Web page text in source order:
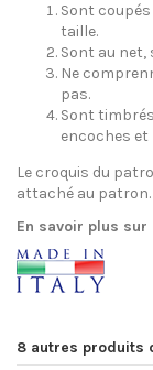
Sont coupés
taille.
Sont au net,
Ne
pas.
Sont
encoches
Le croquis du
attaché au patron.
En savoir plus sur
8 autres produits